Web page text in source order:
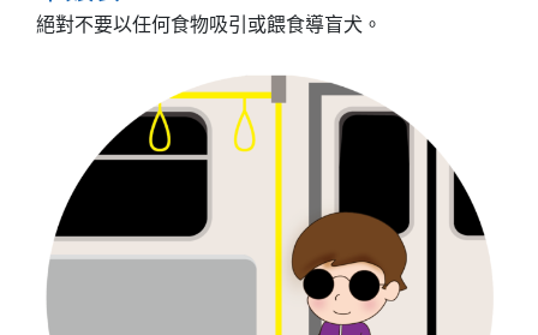
絕對不要以任何食物吸引或餵食導盲犬。